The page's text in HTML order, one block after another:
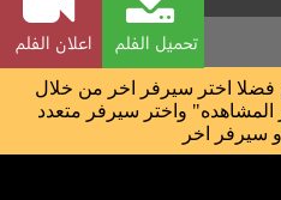
تحميل الفلم اعلان الفلم
فضلا اختر سيرفر اخر من خلال
واختر سيرفر متعدد
سيرفر اخر